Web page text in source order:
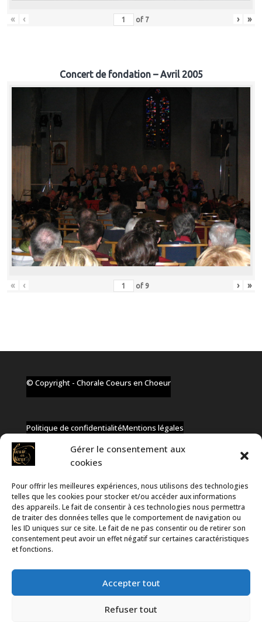
Gérer le consentement aux
cookies
Pour offrir les meilleures expériences, nous utilisons des technologies
telles que les cookies pour stocker et/ou accéder aux informations
des appareils. Le fait de consentir à ces technologies nous permettra
de traiter des données telles que le comportement de navigation ou
les ID uniques sur ce site. Le fait de ne pas consentir ou de retirer son
consentement peut avoir un effet négatif sur certaines caractéristiques
et fonctions.
Accepter tout
Refuser tout
« ‹ of 7 › »
Concert de fondation – Avril 2005
« ‹ of 9 › »
© Copyright - Chorale Coeurs en Choeur
Politique de confidentialitéMentions légales
✆ +32 477 91 58 46
✉ infos@coeurs-en-choeur.be
Toute proposition de partenariat en développement sera